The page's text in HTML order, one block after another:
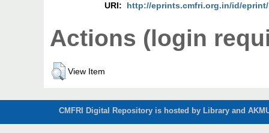
URI:
http://eprints.cmfri.org.in/id/eprint/
Actions (login
View Item
CMFRI Digital Repository is hosted by Library and